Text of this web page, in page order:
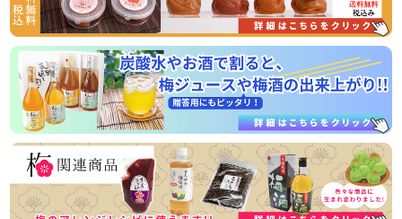
常温商品のため、お届け後すぐお召し上がりいただけますの
でぜひご賞味ください。
2026/03/31
ゴールデンウイークの営業のお知らせ
平素は格別のご高配を賜り厚く御礼申し上げます。
表記の件、下記の通りご案内させていただきます。
何かとご迷惑をお掛け致しますが、何卒ご理解とご協力を賜
りますよう宜しくお願い致します。